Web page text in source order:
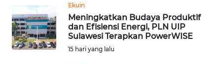
Ekuin
Meningkatkan Budaya Produktif
dan Efisiensi Energi, PLN UIP
Sulawesi Terapkan PowerWISE
15 hari yang lalu
WN
JAKARTA
WN
JABAR